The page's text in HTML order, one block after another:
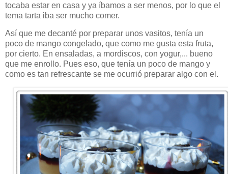
tocaba estar en casa y ya íbamos a ser menos, por lo que el
tema tarta iba ser mucho comer.
Así que me decanté por preparar unos vasitos, tenía un
poco de mango congelado, que como me gusta esta fruta,
por cierto. En ensaladas, a mordiscos, con yogur,... bueno
que me enrollo. Pues eso, que tenía un poco de mango y
como es tan refrescante se me ocurrió preparar algo con el.